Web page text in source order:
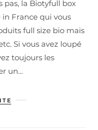
pas, la Biotyfull box
in France qui vous
full size bio mais
Si vous avez loupé
toujours les
un…